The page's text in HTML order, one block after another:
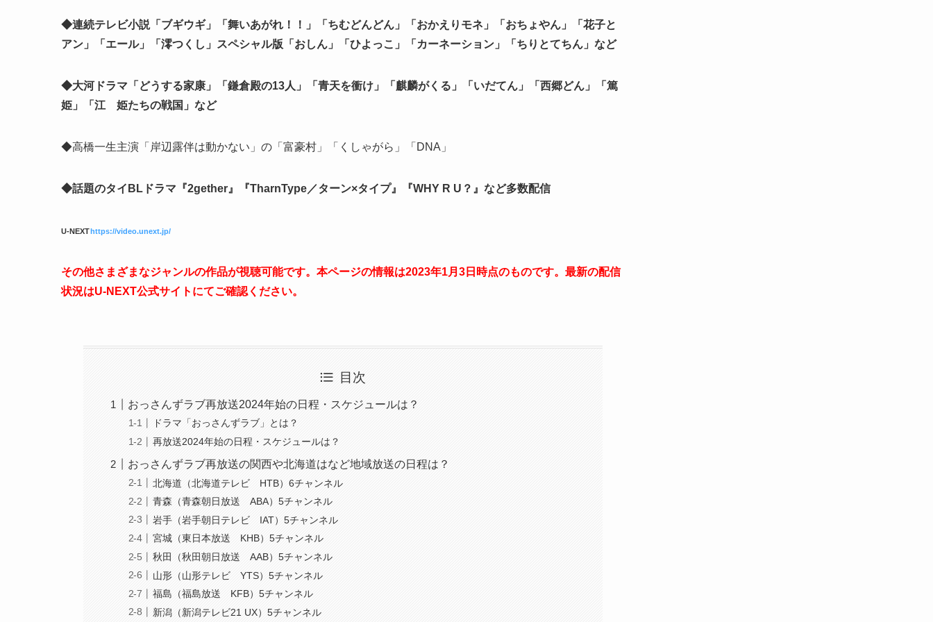
◆連続テレビ小説「ブギウギ」「舞いあがれ！！」「ちむどんどん」「おかえりモネ」「おちょやん」「花子と
アン」「エール」「澪つくし」スペシャル版「おしん」「ひよっこ」「カーネーション」「ちりとてちん」など
◆大河ドラマ「どうする家康」「鎌倉殿の13人」「青天を衝け」「麒麟がくる」「いだてん」「西郷どん」「篤
姫」「江 姫たちの戦国」など
◆高橋一生主演「岸辺露伴は動かない」の「富豪村」「くしゃがら」「DNA」
◆話題のタイBLドラマ『2gether』『TharnType／ターン×タイプ』『WHY R U？』など多数配信
U-NEXThttps://video.unext.jp/
その他さまざまなジャンルの作品が視聴可能です。本ページの情報は2023年1月3日時点のものです。最新の配信
状況はU-NEXT公式サイトにてご確認ください。
目次
おっさんずラブ再放送2024年始の日程・スケジュールは？
ドラマ「おっさんずラブ」とは？
再放送2024年始の日程・スケジュールは？
おっさんずラブ再放送の関西や北海道はなど地域放送の日程は？
北海道（北海道テレビ HTB）6チャンネル
青森（青森朝日放送 ABA）5チャンネル
岩手（岩手朝日テレビ IAT）5チャンネル
宮城（東日本放送 KHB）5チャンネル
秋田（秋田朝日放送 AAB）5チャンネル
山形（山形テレビ YTS）5チャンネル
福島（福島放送 KFB）5チャンネル
新潟（新潟テレビ21 UX）5チャンネル